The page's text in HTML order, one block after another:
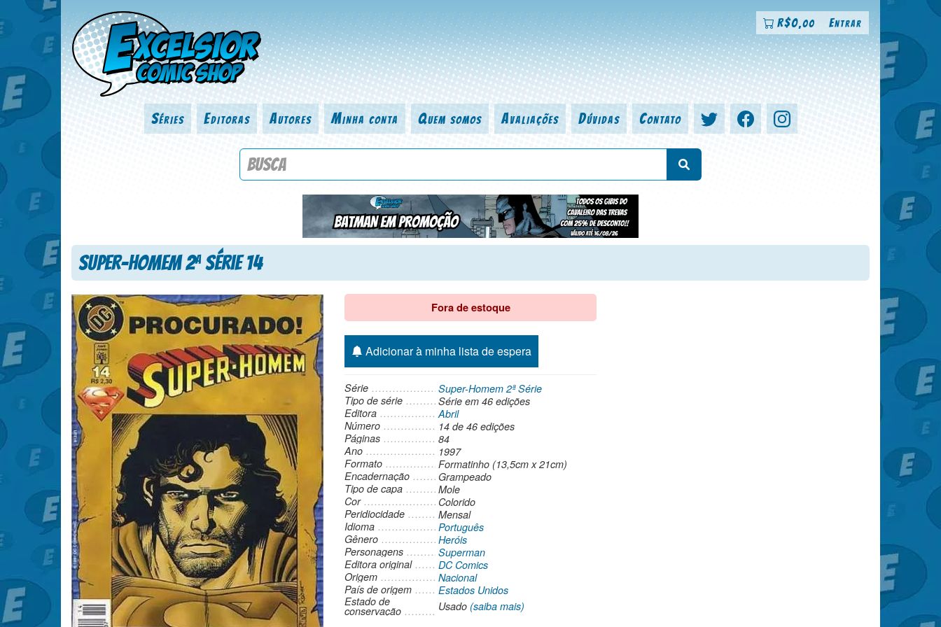
R$0,00 Entrar
Séries Editoras Autores Minha conta Quem somos Avaliações Dúvidas Contato
Procure por título da revista, personagem, série, escritor, desenhista, arte-finalista, colorista
Super-Homem 2aSérie 14
Fora de estoque
Adicionar à minha lista de espera
Série
Super-Homem 2ª Série
Tipo de série
Série em 46 edições
Editora
Abril
Número
14 de 46 edições
Páginas
84
Ano
1997
Formato
Formatinho (13,5cm x 21cm)
Encadernação
Grampeado
Tipo de capa
Mole
Cor
Colorido
Peridiocidade
Mensal
Idioma
Português
Gênero
Heróis
Personagens
Superman
Editora original
DC Comics
Origem
Nacional
País de origem
Estados Unidos
Estado de
conservação Usado (saiba mais)